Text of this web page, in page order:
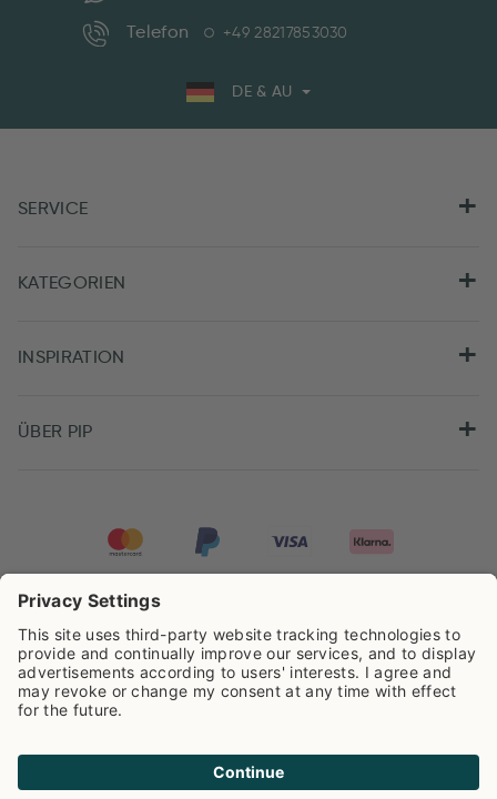
Telefon +49 28217853030
DE & AU
SERVICE
KATEGORIEN
INSPIRATION
ÜBER PIP
auf der Grundlage von8.955Rezensionen ausgezeichnet.